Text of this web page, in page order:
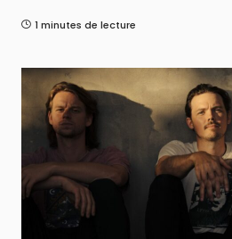
1 minutes de lecture